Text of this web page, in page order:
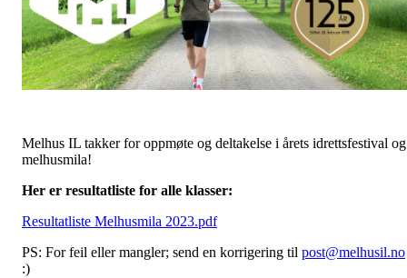
Melhus IL takker for oppmøte og deltakelse i årets idrettsfestival og
melhusmila!
Her er resultatliste for alle klasser:
Resultatliste Melhusmila 2023.pdf
PS: For feil eller mangler; send en korrigering til post@melhusil.no
:)